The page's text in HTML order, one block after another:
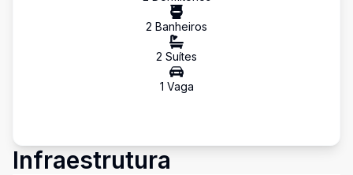
2 Banheiros
2 Suítes
1 Vaga
Infraestrutura